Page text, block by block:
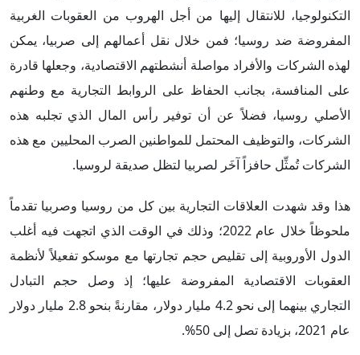
التكنولوجيا، للانتقال إليها من أجل الهروب من العقوبات الغربية
المفروضة ضد روسيا؛ فمن خلال نقل أعمالهم إلى صربيا، يمكن
لهذه الشركات والأفراد مواصلة أنشطتهم الاقتصادية، وجعلها قادرة
على المنافسة، بجانب الحفاظ على الروابط التجارية مع وطنهم
الأصلي روسيا، فضلاً عن أن توفير رأس المال الذي تجلبه هذه
الشركات، والتوظيف المحتمل للمواطنين الصرب المحليين مع هذه
الشركات تُمثِّل حافزاً آخَر لصربيا لتظل صديقة لروسيا.
هذا وقد شهدت العلاقات التجارية بين كل من روسيا وصربيا تقدماً
ملحوظاً خلال عام 2022؛ وذلك في الوقت الذي اتجهت فيه أغلب
الدول الأوروبية إلى تقليص حجم تجارتها مع موسكو تفعيلاً لأنظمة
العقوبات الاقتصادية المفروضة عليها؛ إذ وصل حجم التبادل
التجاري بينهما إلى نحو 4.2 مليار دولار، مقارنةً بنحو 2.8 مليار دولار
عام 2021، بزيادة تصل إلى 50%.